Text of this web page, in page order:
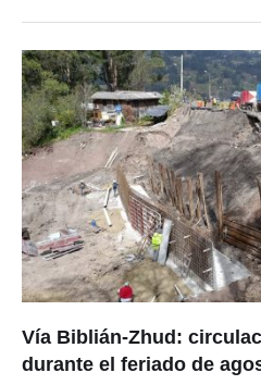
Vía Biblián-Zhud:
durante el feriado de